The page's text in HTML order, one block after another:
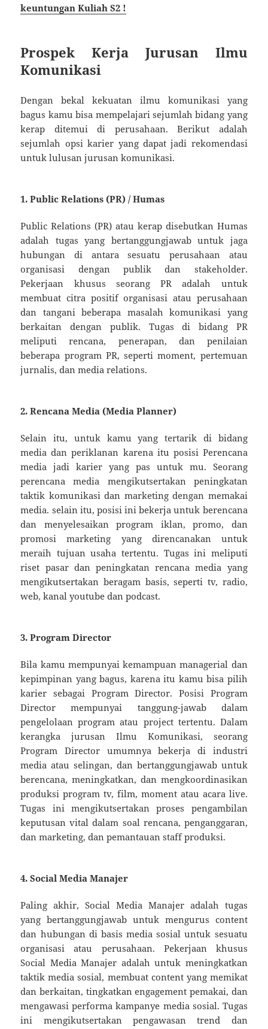
keuntungan Kuliah S2 !
Prospek Kerja Jurusan Ilmu
Komunikasi
Dengan bekal kekuatan ilmu komunikasi yang
bagus kamu bisa mempelajari sejumlah bidang yang
kerap ditemui di perusahaan. Berikut adalah
sejumlah opsi karier yang dapat jadi rekomendasi
untuk lulusan jurusan komunikasi.
1. Public Relations (PR) / Humas
Public Relations (PR) atau kerap disebutkan Humas
adalah tugas yang bertanggungjawab untuk jaga
hubungan di antara sesuatu perusahaan atau
organisasi dengan publik dan stakeholder.
Pekerjaan khusus seorang PR adalah untuk
membuat citra positif organisasi atau perusahaan
dan tangani beberapa masalah komunikasi yang
berkaitan dengan publik. Tugas di bidang PR
meliputi rencana, penerapan, dan penilaian
beberapa program PR, seperti moment, pertemuan
jurnalis, dan media relations.
2. Rencana Media (Media Planner)
Selain itu, untuk kamu yang tertarik di bidang
media dan periklanan karena itu posisi Perencana
media jadi karier yang pas untuk mu. Seorang
perencana media mengikutsertakan peningkatan
taktik komunikasi dan marketing dengan memakai
media. selain itu, posisi ini bekerja untuk berencana
dan menyelesaikan program iklan, promo, dan
promosi marketing yang direncanakan untuk
meraih tujuan usaha tertentu. Tugas ini meliputi
riset pasar dan peningkatan rencana media yang
mengikutsertakan beragam basis, seperti tv, radio,
web, kanal youtube dan podcast.
3. Program Director
Bila kamu mempunyai kemampuan managerial dan
kepimpinan yang bagus, karena itu kamu bisa pilih
karier sebagai Program Director. Posisi Program
Director mempunyai tanggung-jawab dalam
pengelolaan program atau project tertentu. Dalam
kerangka jurusan Ilmu Komunikasi, seorang
Program Director umumnya bekerja di industri
media atau selingan, dan bertanggungjawab untuk
berencana, meningkatkan, dan mengkoordinasikan
produksi program tv, film, moment atau acara live.
Tugas ini mengikutsertakan proses pengambilan
keputusan vital dalam soal rencana, penganggaran,
dan marketing, dan pemantauan staff produksi.
4. Social Media Manajer
Paling akhir, Social Media Manajer adalah tugas
yang bertanggungjawab untuk mengurus content
dan hubungan di basis media sosial untuk sesuatu
organisasi atau perusahaan. Pekerjaan khusus
Social Media Manajer adalah untuk meningkatkan
taktik media sosial, membuat content yang memikat
dan berkaitan, tingkatkan engagement pemakai, dan
mengawasi performa kampanye media sosial. Tugas
ini mengikutsertakan pengawasan trend dan